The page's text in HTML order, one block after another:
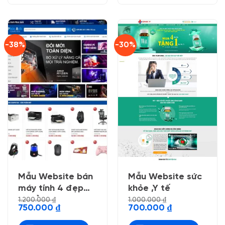
-38%
Mẫu Website bán
máy tính 4 đẹp
chuẩn seo
1.200.000₫
Giá
là:
750.000 ₫Giá
hiện
tại
-30%
Mẫu Website sức
khỏe ,Y tế
1.000.000₫
Giá
là:
700.000 ₫Giá
hiện
tại